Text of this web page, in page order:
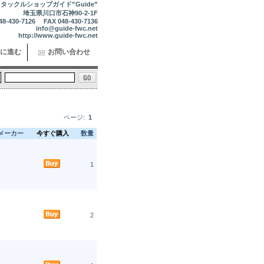
タックルショップガイド”Guide”
埼玉県川口市石神90-2-1F
430-7126 FAX 048-430-7136
info@guide-fwc.net
http://www.guide-fwc.net
進む お問い合わせ
ページ: 1
メーカー 今すぐ購入 数量
1
2